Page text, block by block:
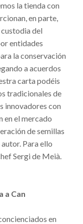
la tienda con
en parte,
del
entidades
la conservación
a acuerdos
carta podéis
tradicionales de
innovadores con
en el mercado
de semillas
Para ello
Sergi de Meià.
a Can
en